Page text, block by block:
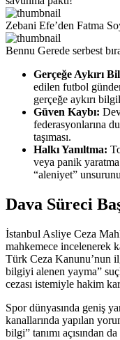
Zebani Efe’den Fatma
Bennu Gerede serbest
Gerçeğe Aykırı
edilen futbol
gerçeğe aykırı
Güven Kaybı:
federasyonlarına
taşıması.
Halkı Yanıltma:
veya panik
“aleniyet”
Dava Süreci
İstanbul Asliye Ceza
mahkemece incelenerek
Türk Ceza Kanunu’nun
bilgiyi alenen yayma”
cezası istemiyle hakim
Spor dünyasında geniş
kanallarında yapılan
bilgi” tanımı açısından